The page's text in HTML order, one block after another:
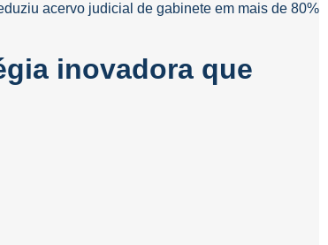
acervo judicial de gabinete em mais de 80%
inovadora que